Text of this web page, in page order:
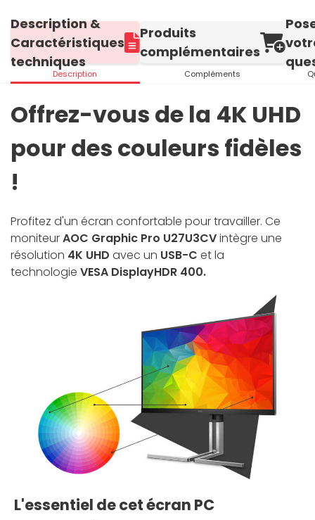
Description &
Caractéristiques
techniques
Description
Produits
complémentaires
Compléments
Offrez-vous de la 4K UHD
pour des couleurs fidèles
!
Profitez d'un écran confortable pour travailler. Ce
moniteurAOC Graphic Pro U27U3CVintègre une
résolution 4K UHD avec un USB-C et la
technologie VESA DisplayHDR 400.
L'essentiel de cet écran PC